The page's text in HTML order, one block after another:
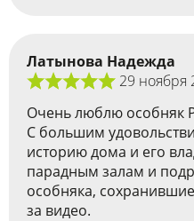
Латынова Надежда
29 ноября
Очень люблю особняк
С большим
историю дома и его
парадным залам и
особняка,
за видео.